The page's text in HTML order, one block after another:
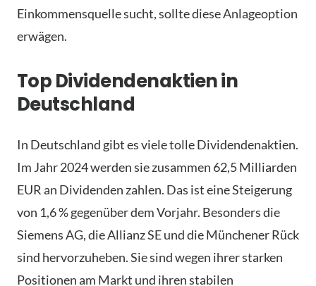
Einkommensquelle sucht, sollte diese Anlageoption
erwägen.
Top Dividendenaktien in
Deutschland
In Deutschland gibt es viele tolle Dividendenaktien.
Im Jahr 2024 werden sie zusammen 62,5 Milliarden
EUR an Dividenden zahlen. Das ist eine Steigerung
von 1,6 % gegenüber dem Vorjahr. Besonders die
Siemens AG, die Allianz SE und die Münchener Rück
sind hervorzuheben. Sie sind wegen ihrer starken
Positionen am Markt und ihren stabilen